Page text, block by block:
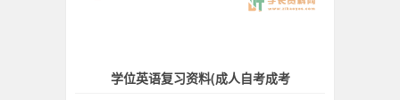
学位英语复习资料(成人自考成考